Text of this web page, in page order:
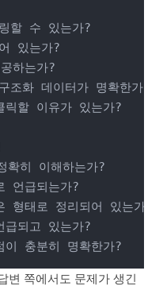
할 수 있는가?
있는가?
하는가?
화 데이터가 명확한가?
할 이유가 있는가?
히 이해하는가?
언급되는가?
태로 정리되어 있는가?
되고 있는가?
변 쪽에서도 문제가 생긴